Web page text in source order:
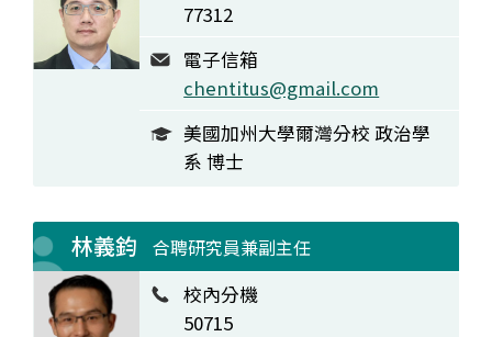
77312
電子信箱
chentitus@gmail.com
美國加州大學爾灣分校 政治學
系 博士
林義鈞 合聘研究員兼副主任
校內分機
50715